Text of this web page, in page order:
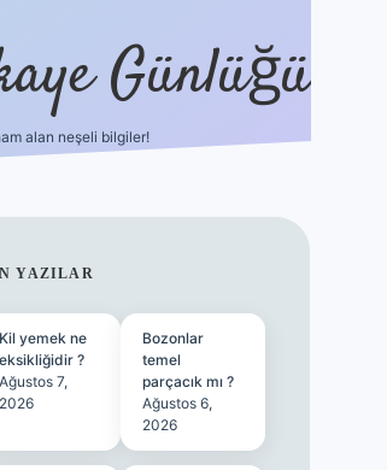
Günlüğü
alan neşeli bilgiler!
YAZILAR
Kil yemek ne
eksikliğidir ?
Ağustos 7,
2026
Bozonlar
temel
parçacık mı ?
Ağustos 6,
2026
betexper